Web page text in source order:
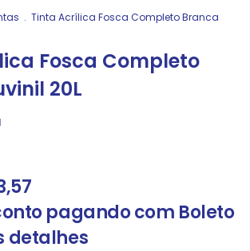
. Tinta Acrílica Fosca Completo Branca
Fosca Completo
20L
pagando com Boleto
detalhes